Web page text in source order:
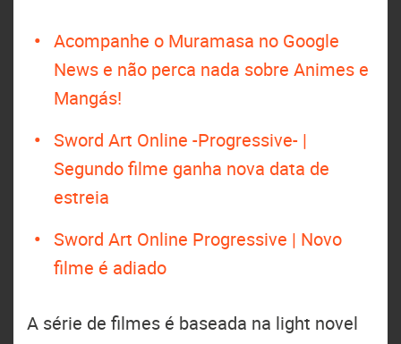
Acompanhe o Muramasa no Google
News e não perca nada sobre Animes e
Mangás!
Sword Art Online -Progressive- |
Segundo filme ganha nova data de
estreia
Sword Art Online Progressive | Novo
filme é adiado
A série de filmes é baseada na light novel